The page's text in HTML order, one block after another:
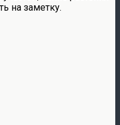
на заметку.